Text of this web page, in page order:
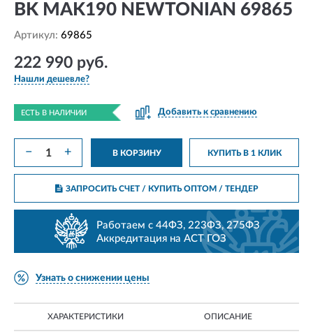
BK MAK190 NEWTONIAN 69865
Артикул: 69865
222 990 руб.
Нашли дешевле?
ЕСТЬ В НАЛИЧИИ Добавить к сравнению
− + В КОРЗИНУ КУПИТЬ В 1 КЛИК
ЗАПРОСИТЬ СЧЕТ / КУПИТЬ ОПТОМ/ ТЕНДЕР
Работаем с 44ФЗ, 223ФЗ, 275ФЗ
Аккредитация на АСТ ГОЗ
Узнать о снижении цены
ХАРАКТЕРИСТИКИ ОПИСАНИЕ